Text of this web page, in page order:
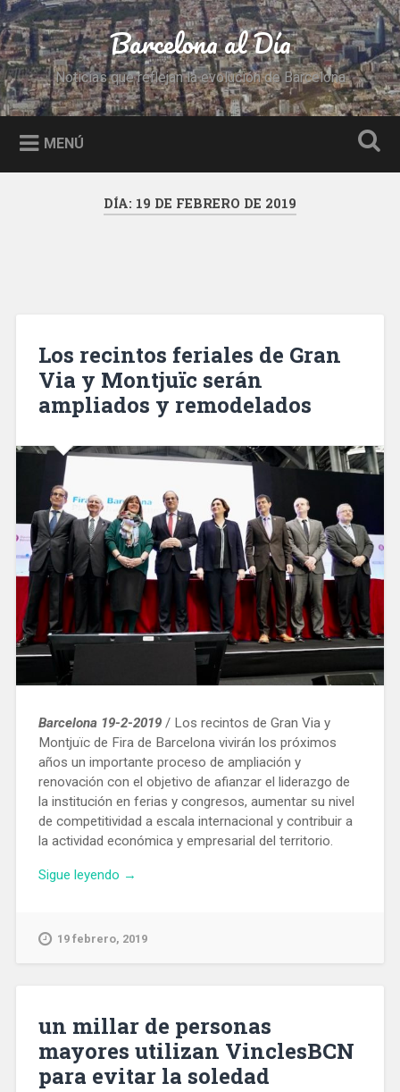
Saltar
al
contenido
Buscar Barcelona al Día
Noticias que reflejan la evolución de Barcelona
MENÚ
DÍA: 19 DE FEBRERO DE 2019
Los recintos feriales de Gran
Via y Montjuïc serán
ampliados y remodelados
Barcelona 19-2-2019 / Los recintos de Gran Via y
Montjuïc de Fira de Barcelona vivirán los próximos
años un importante proceso de ampliación y
renovación con el objetivo de afianzar el liderazgo de
la institución en ferias y congresos, aumentar su nivel
de competitividad a escala internacional y contribuir a
la actividad económica y empresarial del territorio.
Sigue leyendo «Los
de
serán
ampliados
y
→
19 febrero, 2019
un millar de personas
mayores utilizan VinclesBCN
para evitar la soledad